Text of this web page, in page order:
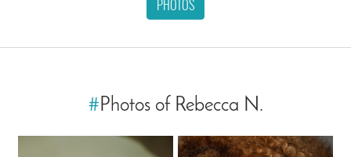
PHOTOS
#Photos of Rebecca N.